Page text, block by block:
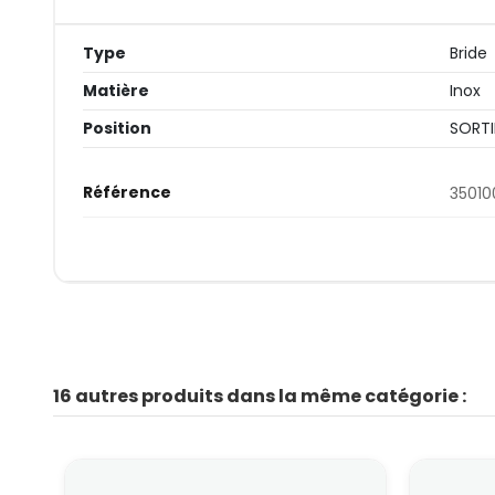
Type
Bride
Matière
Inox
Position
Référence
16 autres produits dans la même catégorie :